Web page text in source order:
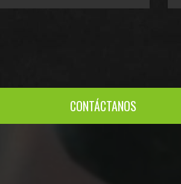
CONTÁCTANOS